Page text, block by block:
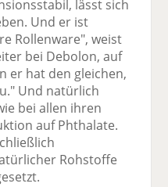
lässt sich
Und er ist
Rollenware", weist
bei Debolon, auf
er hat den gleichen,
Und natürlich
bei allen ihren
auf Phthalate.
Rohstoffe